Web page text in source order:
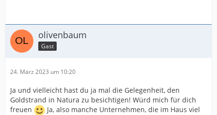
olivenbaum
Gast
24. März 2023 um 10:20
Ja und vielleicht hast du ja mal die Gelegenheit, den
Goldstrand in Natura zu besichtigen! Würd mich für dich
freuen
Ja, also manche Unternehmen, die im Haus viel